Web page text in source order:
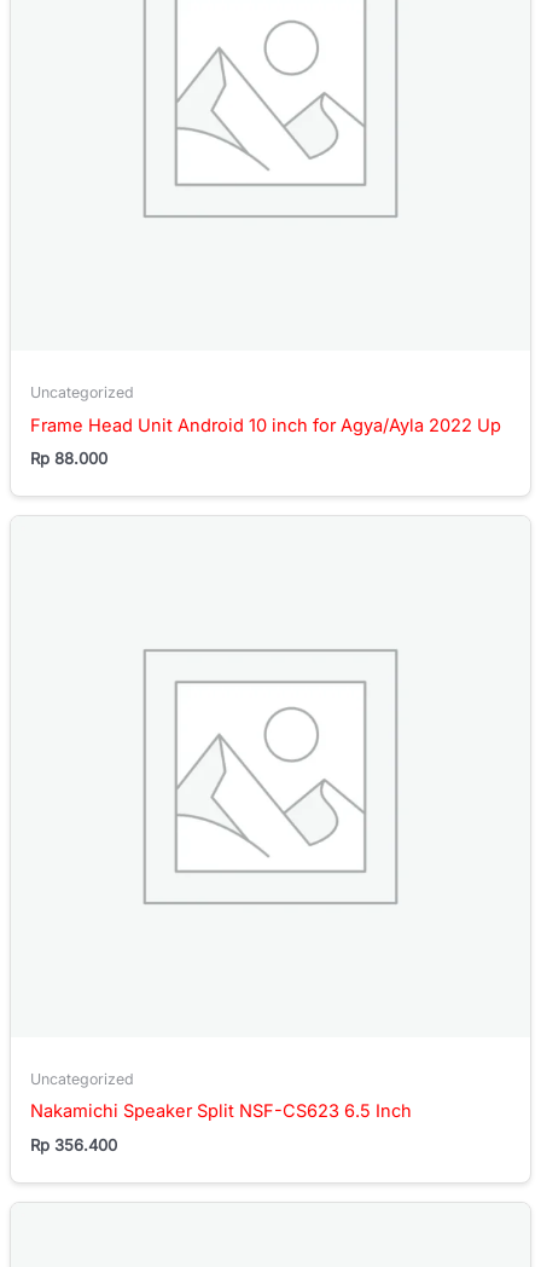
Uncategorized
Frame Head Unit Android 10 inch for Agya/Ayla 2022 Up
Rp 88.000
Uncategorized
Nakamichi Speaker Split NSF-CS623 6.5 Inch
Rp 356.400